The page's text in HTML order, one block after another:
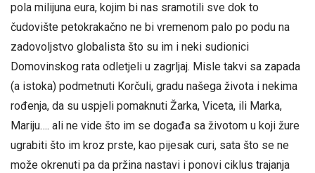
pola milijuna eura, kojim bi nas sramotili sve dok to
čudovište petokrakačno ne bi vremenom palo po podu na
zadovoljstvo globalista što su im i neki sudionici
Domovinskog rata odletjeli u zagrljaj. Misle takvi sa zapada
(a istoka) podmetnuti Korčuli, gradu našega života i nekima
rođenja, da su uspjeli pomaknuti Žarka, Viceta, ili Marka,
Mariju…. ali ne vide što im se događa sa životom u koji žure
ugrabiti što im kroz prste, kao pijesak curi, sata što se ne
može okrenuti pa da pržina nastavi i ponovi ciklus trajanja